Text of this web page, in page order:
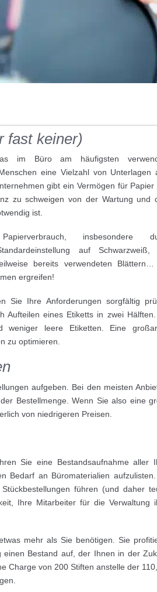
fast keiner)
im Büro am häufigsten
eine Vielzahl von Unterlagen
gibt ein Vermögen für Papier
zu schweigen von der Wartung und
ist.
insbesondere
auf Schwarzweiß,
bereits verwendeten Blättern…
ergreifen!
Sie Ihre Anforderungen sorgfältig
Aufteilen eines Etiketts in zwei
weniger leere Etiketten. Eine
zu optimieren.
aufgeben. Bei den meisten
Bestellmenge. Wenn Sie also eine
von niedrigeren Preisen.
Sie eine Bestandsaufnahme aller
Bedarf an Büromaterialien
führen (und daher
Ihre Mitarbeiter für die Verwaltung
mehr als Sie benötigen. Sie
Bestand auf, der Ihnen in der
Charge von 200 Stiften anstelle der